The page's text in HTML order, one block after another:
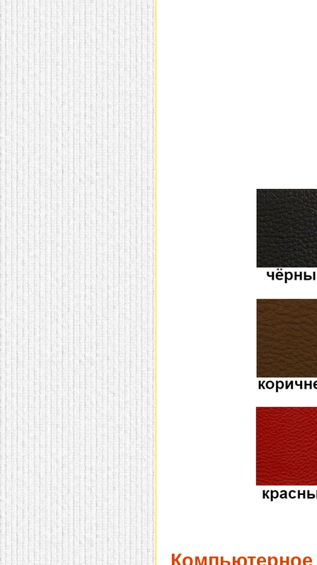
домашнем использовании.
Эта мебель имеет
некоторые преимущества
перед той же стенкой для
гостиной, к примеру,
поскольку она более
легкая и не загромождает
пространство. В спальне
этот предмет можно
поставить у изголовья
кровати, чтобы заполнить
пустующее там
место. Также стеллажи
очень часто используют в
качестве разграничителей
комнаты, например, на
рабочую зону и
пространство для отдыха.
Особенно это актуально
для однокомнатных
квартир.